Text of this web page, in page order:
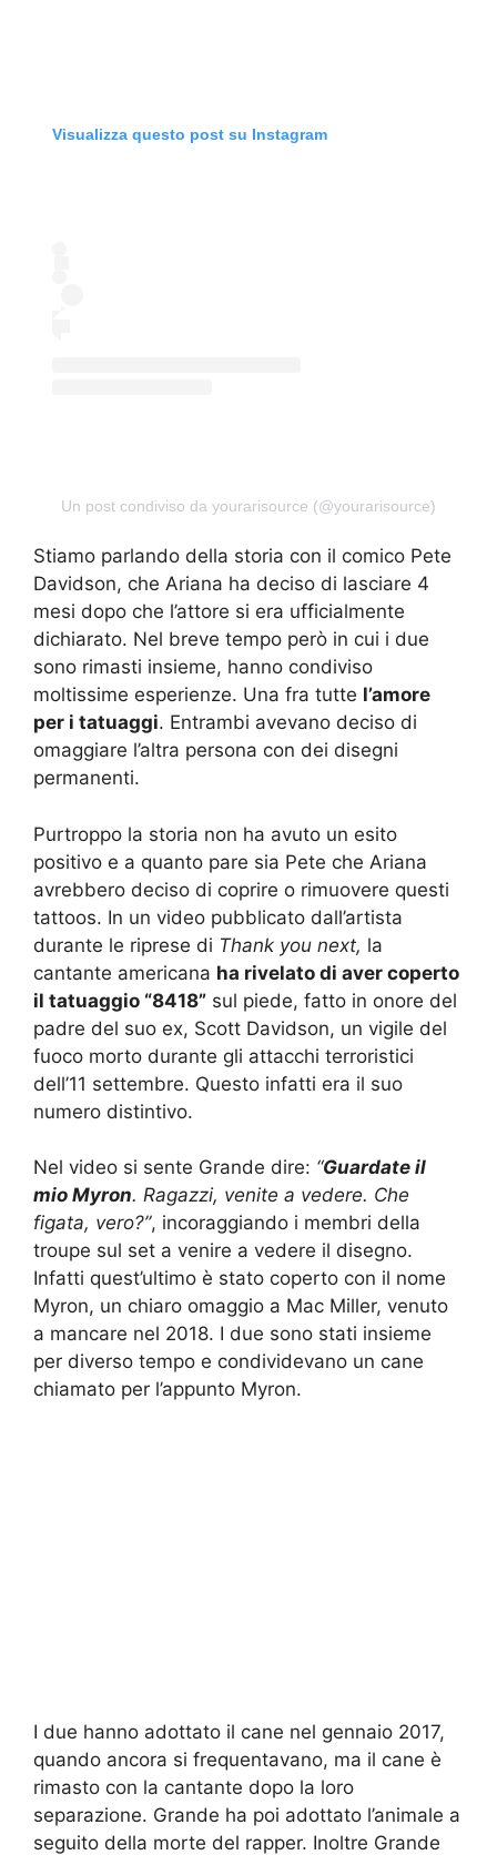
Visualizza questo post su Instagram
Un post condiviso da yourarisource (@yourarisource)
Stiamo parlando della storia con il comico Pete
Davidson, che Ariana ha deciso di lasciare 4
mesi dopo che l’attore si era ufficialmente
dichiarato. Nel breve tempo però in cui i due
sono rimasti insieme, hanno condiviso
moltissime esperienze. Una fra tutte l’amore
per i tatuaggi. Entrambi avevano deciso di
omaggiare l’altra persona con dei disegni
permanenti.
Purtroppo la storia non ha avuto un esito
positivo e a quanto pare sia Pete che Ariana
avrebbero deciso di coprire o rimuovere questi
tattoos. In un video pubblicato dall’artista
durante le riprese di Thank you next, la
cantante americana ha rivelato di aver coperto
il tatuaggio “8418” sul piede, fatto in onore del
padre del suo ex, Scott Davidson, un vigile del
fuoco morto durante gli attacchi terroristici
dell’11 settembre. Questo infatti era il suo
numero distintivo.
Nel video si sente Grande dire: “Guardate il
mio Myron. Ragazzi, venite a vedere. Che
figata, vero?”, incoraggiando i membri della
troupe sul set a venire a vedere il disegno.
Infatti quest’ultimo è stato coperto con il nome
Myron, un chiaro omaggio a Mac Miller, venuto
a mancare nel 2018. I due sono stati insieme
per diverso tempo e condividevano un cane
chiamato per l’appunto Myron.
I due hanno adottato il cane nel gennaio 2017,
quando ancora si frequentavano, ma il cane è
rimasto con la cantante dopo la loro
separazione. Grande ha poi adottato l’animale a
seguito della morte del rapper. Inoltre Grande